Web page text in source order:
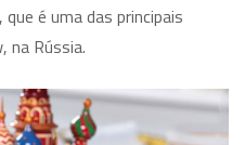
é uma das principais
na Rússia.